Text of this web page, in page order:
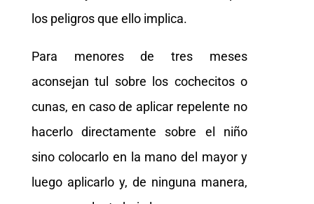
los peligros que ello implica.
Para menores de tres meses
aconsejan tul sobre los cochecitos o
cunas, en caso de aplicar repelente no
hacerlo directamente sobre el niño
sino colocarlo en la mano del mayor y
luego aplicarlo y, de ninguna manera,